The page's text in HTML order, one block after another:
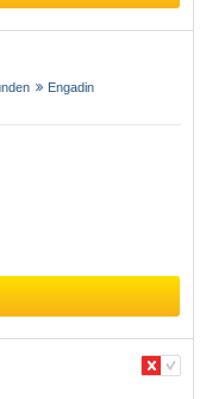
Engadin